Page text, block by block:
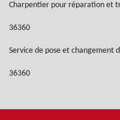
Charpentier pour réparation et
36360
Service de pose et changement
36360